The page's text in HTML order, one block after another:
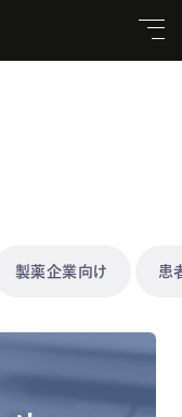
製薬企業向け 患